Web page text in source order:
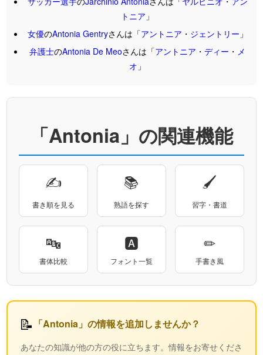
トニア 」
女優のAntonia Gentryさんは「アントニア ・ ジェントリー 」
弁護士のAntonia De Meoさんは「アントニア ・ ディー ・ メ
オ 」
「Antonia」の関連機能
✍
書き順を見る
📚
熟語を探す
🖌
習字・書道
🔤
書体比較
🅰
フォント一覧
✏
手書き風
📝 「Antonia」の情報を追加しませんか？
あなたの知識が他の方の役に立ちます。情報をお寄せくださ